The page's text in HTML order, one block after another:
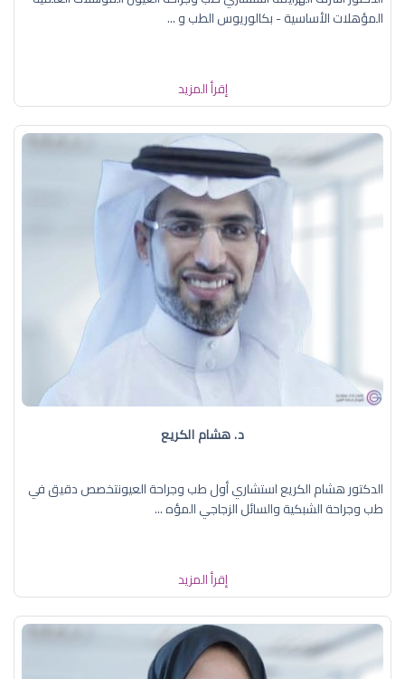
المؤهلات الأساسية - بكالوريوس الطب و ...
إقرأ المزيد
د. هشام الكريع
الدكتور هشام الكريع استشاري أول طب وجراحة العيونتخصص دقيق في
طب وجراحة الشبكية والسائل الزجاجي المؤه ...
إقرأ المزيد